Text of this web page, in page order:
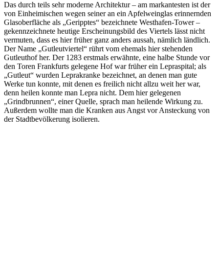
Das durch teils sehr moderne Architektur – am markantesten ist der
von Einheimischen wegen seiner an ein Apfelweinglas erinnernden
Glasoberfläche als „Geripptes“ bezeichnete Westhafen-Tower –
gekennzeichnete heutige Erscheinungsbild des Viertels lässt nicht
vermuten, dass es hier früher ganz anders aussah, nämlich ländlich.
Der Name „Gutleutviertel“ rührt vom ehemals hier stehenden
Gutleuthof her. Der 1283 erstmals erwähnte, eine halbe Stunde vor
den Toren Frankfurts gelegene Hof war früher ein Lepraspital; als
„Gutleut“ wurden Leprakranke bezeichnet, an denen man gute
Werke tun konnte, mit denen es freilich nicht allzu weit her war,
denn heilen konnte man Lepra nicht. Dem hier gelegenen
„Grindbrunnen“, einer Quelle, sprach man heilende Wirkung zu.
Außerdem wollte man die Kranken aus Angst vor Ansteckung von
der Stadtbevölkerung isolieren.